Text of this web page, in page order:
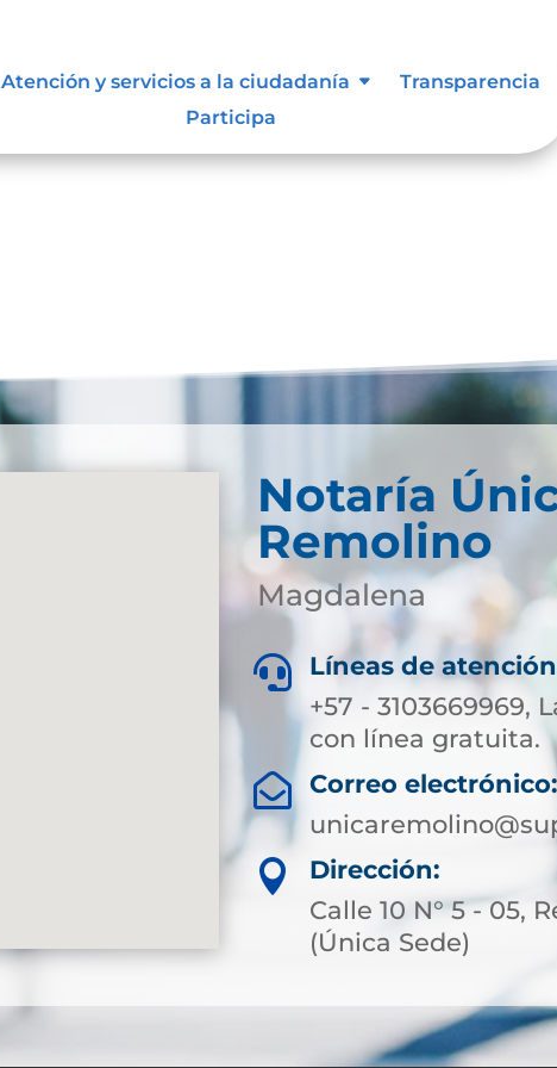
Atención y servicios a la ciudadanía
Transparencia
Participa
Notaría
Remolino
Magdalena

Líneas de
+57 - 3103669969,
con línea gratuita.

Correo electrónico:

Dirección:
Calle 10 N° 5 - 05,
(Única Sede)